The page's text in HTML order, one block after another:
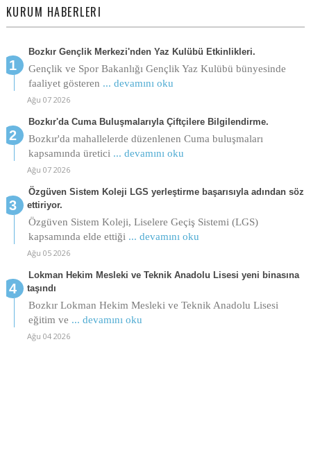
KURUM HABERLERI
Bozkır Gençlik Merkezi'nden Yaz Kulübü Etkinlikleri.
Gençlik ve Spor Bakanlığı Gençlik Yaz Kulübü bünyesinde
faaliyet gösteren ... devamını oku
Ağu 07 2026
Bozkır'da Cuma Buluşmalarıyla Çiftçilere Bilgilendirme.
Bozkır'da mahallelerde düzenlenen Cuma buluşmaları
kapsamında üretici ... devamını oku
Ağu 07 2026
Özgüven Sistem Koleji LGS yerleştirme başarısıyla adından söz
ettiriyor.
Özgüven Sistem Koleji, Liselere Geçiş Sistemi (LGS)
kapsamında elde ettiği ... devamını oku
Ağu 05 2026
Lokman Hekim Mesleki ve Teknik Anadolu Lisesi yeni binasına
taşındı
Bozkır Lokman Hekim Mesleki ve Teknik Anadolu Lisesi
eğitim ve ... devamını oku
Ağu 04 2026